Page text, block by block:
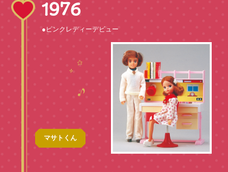
1976
●ピンクレディーデビュー
マサトくん